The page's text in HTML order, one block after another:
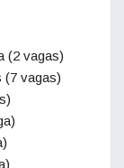
(2 vagas)
vagas)